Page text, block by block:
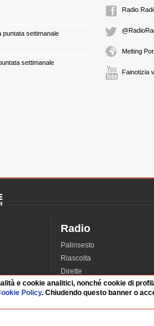
puntata settimanale
settimanale
Radio
Melting Pot
Fainotizia
Radio
Palinsesto
Riascolta
Dirette
Rubriche
Interviste
Statistiche audio/video
e cookie analitici, nonché cookie di
Policy. Chiudendo questo banner o